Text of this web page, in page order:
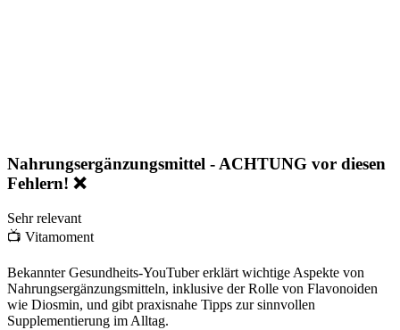
Nahrungsergänzungsmittel - ACHTUNG vor diesen
Fehlern! ❌
Sehr relevant
📺 Vitamoment
Bekannter Gesundheits-YouTuber erklärt wichtige Aspekte von
Nahrungsergänzungsmitteln, inklusive der Rolle von Flavonoiden
wie Diosmin, und gibt praxisnahe Tipps zur sinnvollen
Supplementierung im Alltag.